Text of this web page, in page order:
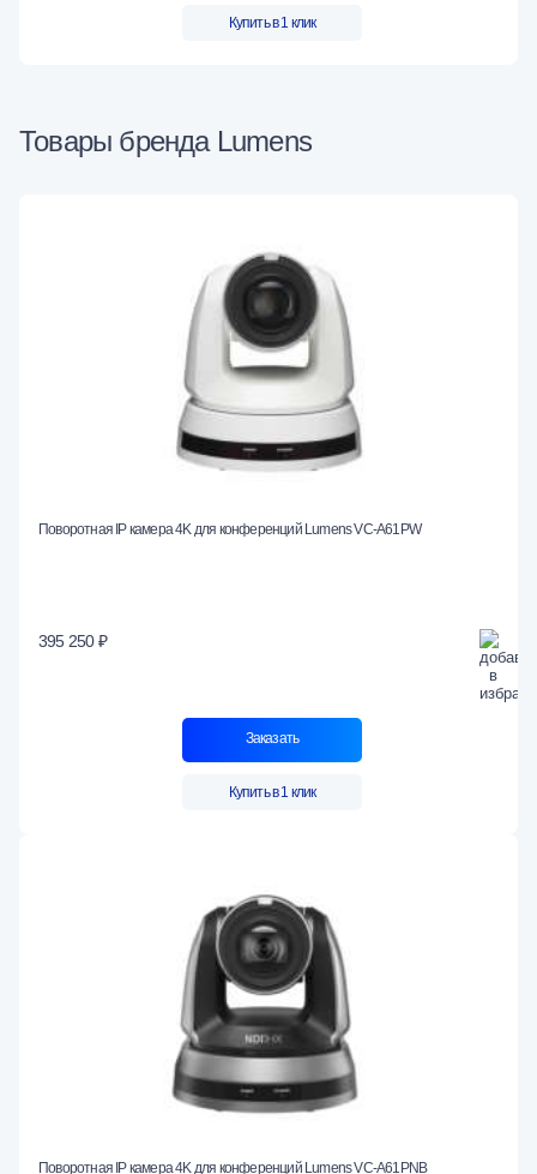
Купить в 1 клик
Товары бренда Lumens
Поворотная IP камера 4K для конференций Lumens VC-A61PW
395 250 ₽
Заказать
Купить в 1 клик
Поворотная IP камера 4K для конференций Lumens VC-A61PNB